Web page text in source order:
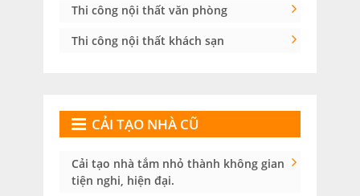
Thi công nội thất văn phòng
Thi công nội thất khách sạn
CẢI TẠO NHÀ CŨ
Cải tạo nhà tắm nhỏ thành không gian
tiện nghi, hiện đại.